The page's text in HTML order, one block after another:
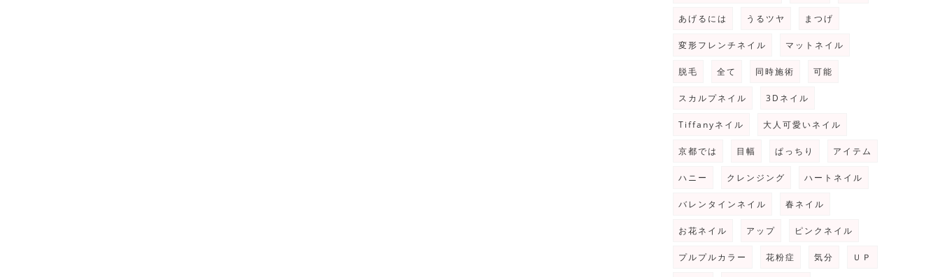
あげるには うるツヤ まつげ
変形フレンチネイル マットネイル
脱毛 全て 同時施術 可能
スカルプネイル 3Dネイル
Tiffanyネイル 大人可愛いネイル
京都では 目幅 ぱっちり アイテム
ハニー クレンジング ハートネイル
バレンタインネイル 春ネイル
お花ネイル アップ ピンクネイル
プルプルカラー 花粉症 気分 ＵＰ